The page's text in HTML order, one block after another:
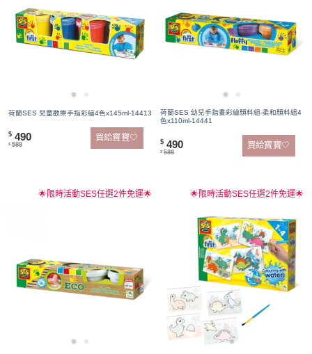
荷蘭SES 兒童歡樂手指彩繪4色x145ml-14413
$ 490
$ 588
買給寶寶🤍
荷蘭SES 幼兒手指畫彩繪顏料組-柔和顏料組4
色x110ml-14441
$ 490
$ 588
買給寶寶🤍
🌟限時活動SES任選2件免運🌟 🌟限時活動SES任選2件免運🌟